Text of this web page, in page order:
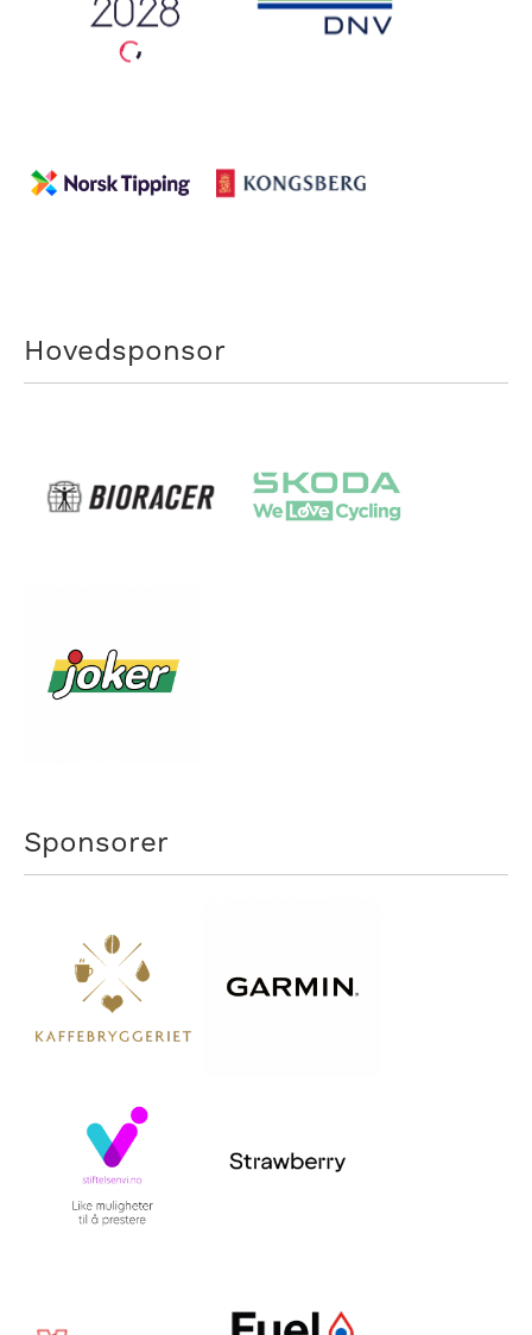
Hovedsponsor
Sponsorer